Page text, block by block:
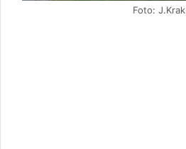
Foto: J.Krak